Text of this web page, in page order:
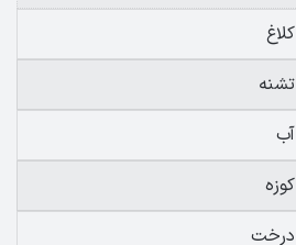
کلاغ
تشنه
آب
کوزه
درخت